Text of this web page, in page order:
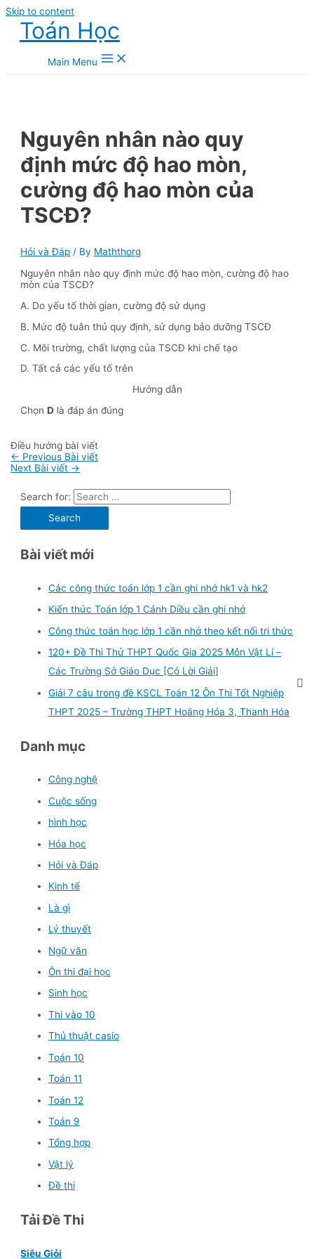
Skip to content
Toán Học
Main Menu
Nguyên nhân nào quy
định mức độ hao mòn,
cường độ hao mòn của
TSCĐ?
Hỏi và Đáp / By Maththorg
Nguyên nhân nào quy định mức độ hao mòn, cường độ hao
mòn của TSCĐ?
A. Do yếu tố thời gian, cường độ sử dụng
B. Mức độ tuân thủ quy định, sử dụng bảo dưỡng TSCĐ
C. Môi trường, chất lượng của TSCĐ khi chế tạo
D. Tất cả các yếu tố trên
Hướng dẫn
ChọnD là đáp án đúng
Điều hướng bài viết
← Previous Bài viết
Next Bài viết →
Search for:
Bài viết mới
Các công thức toán lớp 1 cần ghi nhớ hk1 và hk2
Kiến thức Toán lớp 1 Cánh Diều cần ghi nhớ
Công thức toán học lớp 1 cần nhớ theo kết nối tri thức
120+ Đề Thi Thử THPT Quốc Gia 2025 Môn Vật Lí –
Các Trường Sở Giáo Dục [Có Lời Giải]
Giải 7 câu trong đề KSCL Toán 12 Ôn Thi Tốt Nghiệp
THPT 2025 – Trường THPT Hoằng Hóa 3, Thanh Hóa
Danh mục
Công nghệ
Cuộc sống
hình học
Hóa học
Hỏi và Đáp
Kinh tế
Là gì
Lý thuyết
Ngữ văn
Ôn thi đại học
Sinh học
Thi vào 10
Thủ thuật casio
Toán 10
Toán 11
Toán 12
Toán 9
Tổng hợp
Vật lý
Đề thi
Tải Đề Thi
Siêu Giỏi